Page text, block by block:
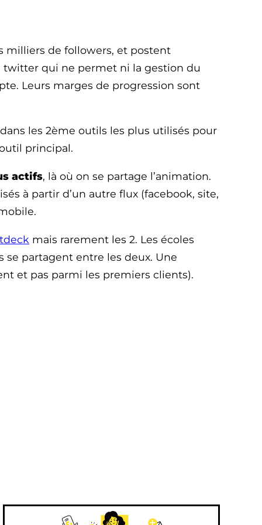
milliers de followers, et postent
twitter qui ne permet ni la gestion du
Leurs marges de progression sont
les 2ème outils les plus utilisés pour
principal.
actifs, là où on se partage l’animation.
à partir d’un autre flux (facebook, site,
mais rarement les 2. Les écoles
se partagent entre les deux. Une
et pas parmi les premiers clients).